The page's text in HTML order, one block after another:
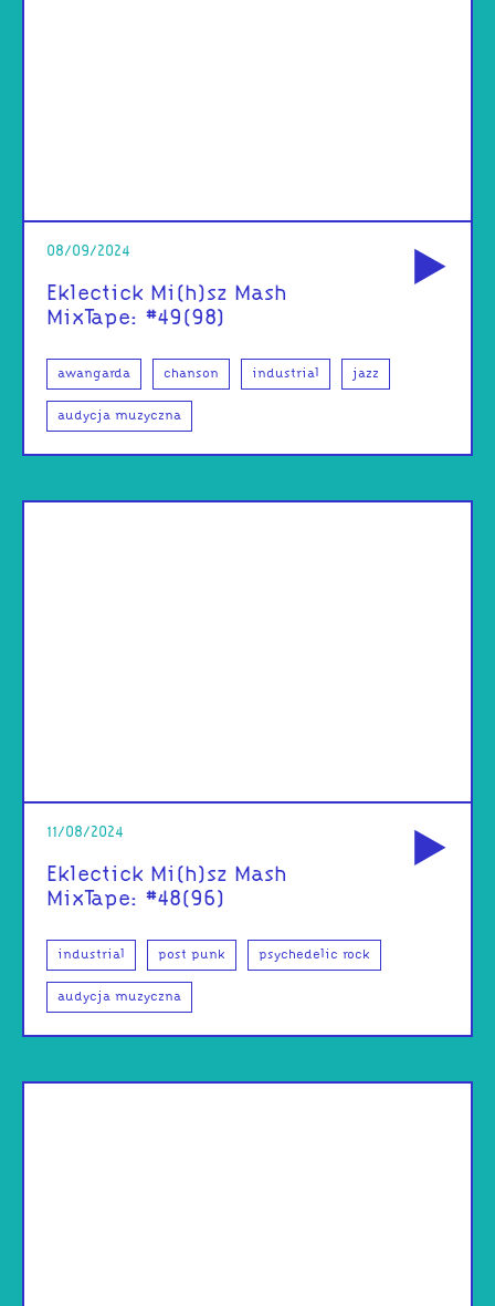
08/09/2024
Eklectick Mi(h)sz Mash
MixTape: #49(98)
awangarda chanson industrial jazz
audycja muzyczna
11/08/2024
Eklectick Mi(h)sz Mash
MixTape: #48(96)
industrial post punk psychedelic rock
audycja muzyczna